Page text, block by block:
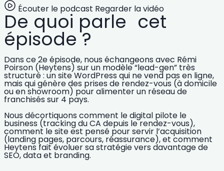
Écouter le podcast Regarder la vidéo
De quoi parle cet
épisode ?
Dans ce 2e épisode, nous échangeons avec Rémi
Poirson (Heytens) sur un modèle “lead-gen” très
structuré : un site WordPress qui ne vend pas en ligne,
mais quigénère des prises de rendez-vous (à domicile
ou en showroom) pour alimenter un réseau de
franchisés sur 4 pays.
Nous décortiquons comment le digital pilote le
business (tracking du CA depuis le rendez-vous),
comment le site est pensé pourservir l’acquisition
(landing pages, parcours, réassurance), et comment
Heytens fait évoluer sa stratégie vers davantage de
SEO, data et branding.